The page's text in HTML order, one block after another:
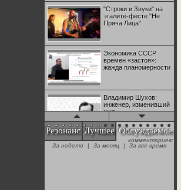
"Строки и Звуки" на
эгалите-фесте "Не
Пряча Лица"
Экономика СССР
времен «застоя»:
жажда планомерности
Владимир Шухов:
инженер, изменивший
мир
"Аркадий Коц" на
эгалите-фесте "Не
Резонанс Лучшее Обсуждаемое
комментариев:
За неделю
| За месяц | За все время